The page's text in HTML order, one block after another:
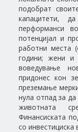
подобрат
капацитети,
перформанси
потенцијал и
работни места
години; жени и
воведување
придонес кон
преземање
нула отпад за да
животната
Финансиската
со инвестициска